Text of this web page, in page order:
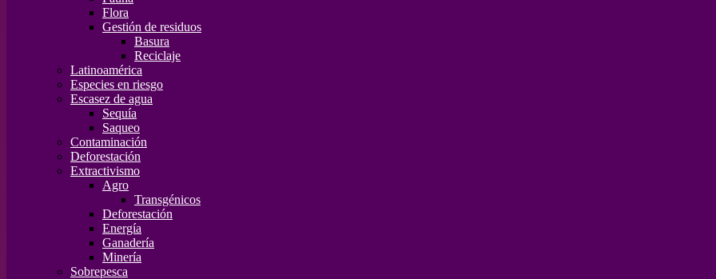
Flora
Gestión de residuos
Basura
Reciclaje
Latinoamérica
Especies en riesgo
Escasez de agua
Sequía
Saqueo
Contaminación
Deforestación
Extractivismo
Agro
Transgénicos
Deforestación
Energía
Ganadería
Minería
Sobrepesca